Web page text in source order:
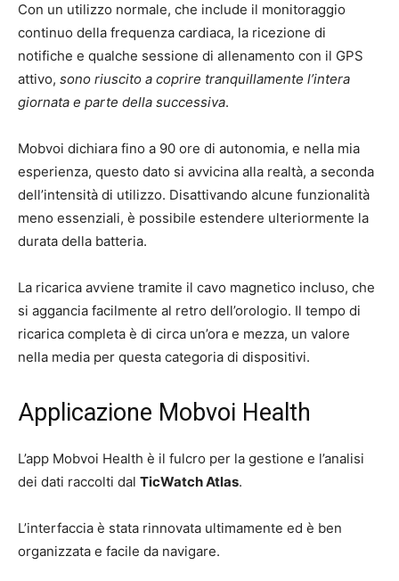
Con un utilizzo normale, che include il monitoraggio
continuo della frequenza cardiaca, la ricezione di
notifiche e qualche sessione di allenamento con il GPS
attivo, sono riuscito a coprire tranquillamente l’intera
giornata e parte della successiva.
Mobvoi dichiara fino a 90 ore di autonomia, e nella mia
esperienza, questo dato si avvicina alla realtà, a seconda
dell’intensità di utilizzo. Disattivando alcune funzionalità
meno essenziali, è possibile estendere ulteriormente la
durata della batteria.
La ricarica avviene tramite il cavo magnetico incluso, che
si aggancia facilmente al retro dell’orologio. Il tempo di
ricarica completa è di circa un’ora e mezza, un valore
nella media per questa categoria di dispositivi.
Applicazione Mobvoi Health
L’app Mobvoi Health è il fulcro per la gestione e l’analisi
dei dati raccolti dal TicWatch Atlas.
L’interfaccia è stata rinnovata ultimamente ed è ben
organizzata e facile da navigare.